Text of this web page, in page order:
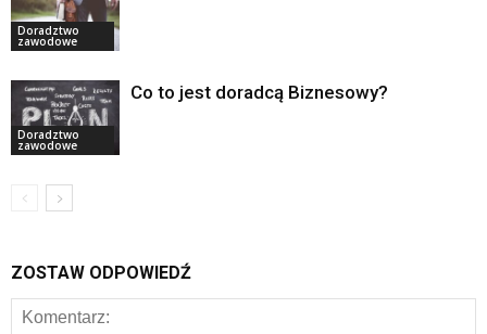
Doradztwo
zawodowe
Doradztwo
zawodowe
Co to jest doradcą Biznesowy?
ZOSTAW ODPOWIEDŹ